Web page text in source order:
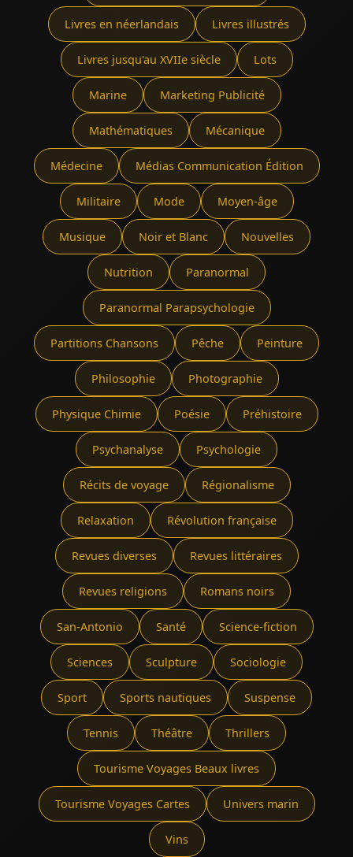
Livres en néerlandais Livres illustrés
Livres jusqu'au XVIIe siècle Lots
Marine Marketing Publicité
Mathématiques Mécanique
Médecine Médias Communication Édition
Militaire Mode Moyen-âge
Musique Noir et Blanc Nouvelles
Nutrition Paranormal
Paranormal Parapsychologie
Partitions Chansons Pêche Peinture
Philosophie Photographie
Physique Chimie Poésie Préhistoire
Psychanalyse Psychologie
Récits de voyage Régionalisme
Relaxation Révolution française
Revues diverses Revues littéraires
Revues religions Romans noirs
San-Antonio Santé Science-fiction
Sciences Sculpture Sociologie
Sport Sports nautiques Suspense
Tennis Théâtre Thrillers
Tourisme Voyages Beaux livres
Tourisme Voyages Cartes Univers marin
Vins